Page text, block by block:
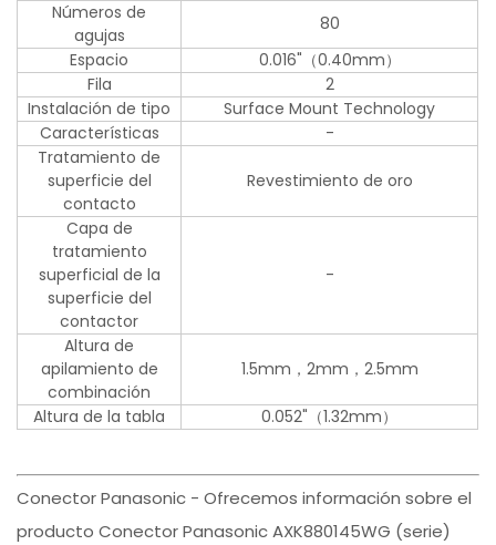
Números de
agujas
80
Espacio
0.016"（0.40mm）
Fila
2
Instalación de tipo
Surface Mount Technology
Características
-
Tratamiento de
superficie del
contacto
Revestimiento de oro
Capa de
tratamiento
superficial de la
superficie del
contactor
-
Altura de
apilamiento de
combinación
1.5mm，2mm，2.5mm
Altura de la tabla 0.052"（1.32mm）
Conector Panasonic - Ofrecemos información sobre el
producto Conector Panasonic AXK880145WG (serie)